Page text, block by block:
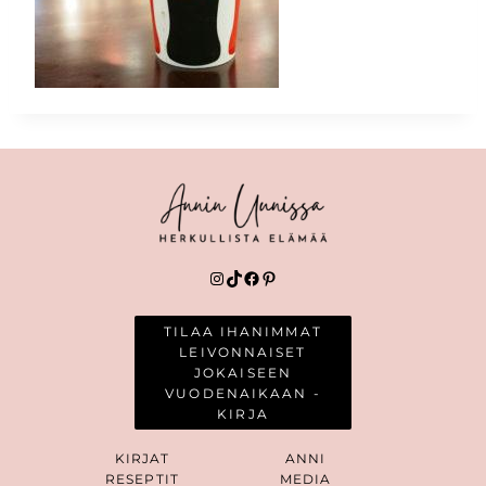
Instagram
TikTok
Facebook
Pinterest
TILAA IHANIMMAT
LEIVONNAISET
JOKAISEEN
VUODENAIKAAN -
KIRJA
KIRJAT
RESEPTIT
ANNI
MEDIA